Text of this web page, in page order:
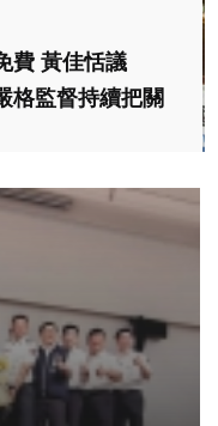
費 黃佳恬議
格監督持續把關